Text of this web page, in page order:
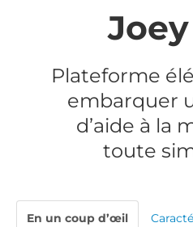
Plateforme
embarquer
d’aide à la
toute
En un coup d’œil